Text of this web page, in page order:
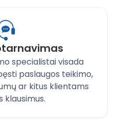
specialistai visada
paslaugos teikimo,
ar kitus klientams
klausimus.